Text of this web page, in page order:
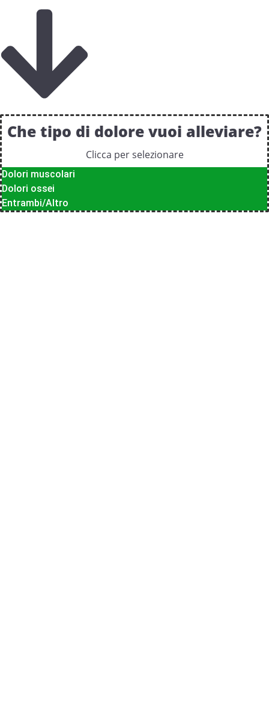
Che tipo di dolore vuoi alleviare?
Clicca per selezionare
Dolori muscolari
Dolori ossei
Entrambi/Altro